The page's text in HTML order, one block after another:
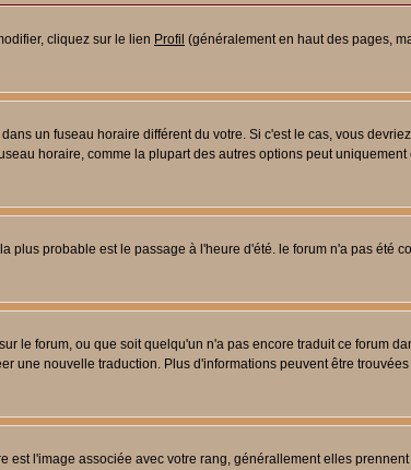
cliquez sur le lien Profil (généralement en haut des pages,
un fuseau horaire différent du votre. Si c'est le cas, vous
horaire, comme la plupart des autres options peut
probable est le passage à l'heure d'été. le forum n'a pas été
le forum, ou que soit quelqu'un n'a pas encore traduit ce forum
une nouvelle traduction. Plus d'informations peuvent être
est l'image associée avec votre rang, générallement elles